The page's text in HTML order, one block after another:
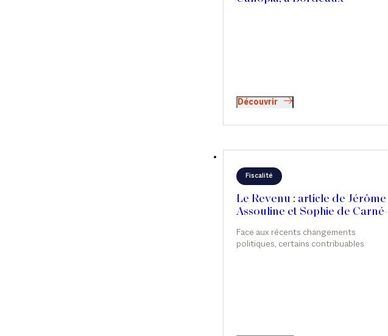
Découvrir
Fiscalité
Face aux récents changements
politiques, certains contribuables
Le Revenu : article de Jérôme
Assouline et Sophie de Carné-